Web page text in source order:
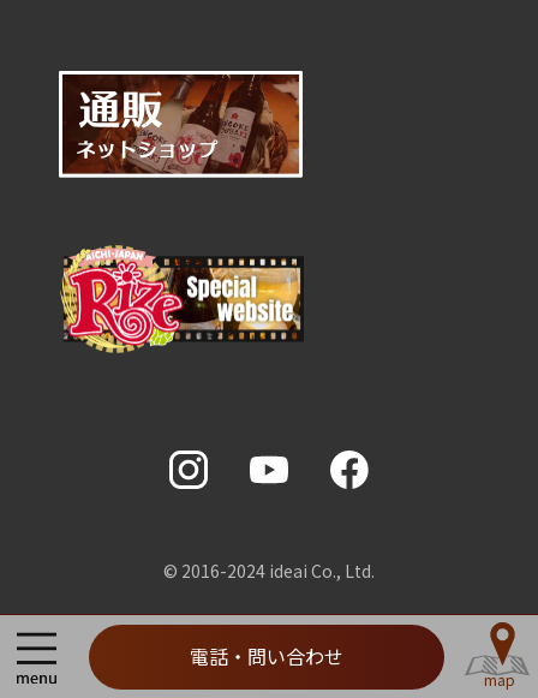
電話・問い合わせ
0561-78-3066
ì
map
© 2016-2024 ideai Co., Ltd.